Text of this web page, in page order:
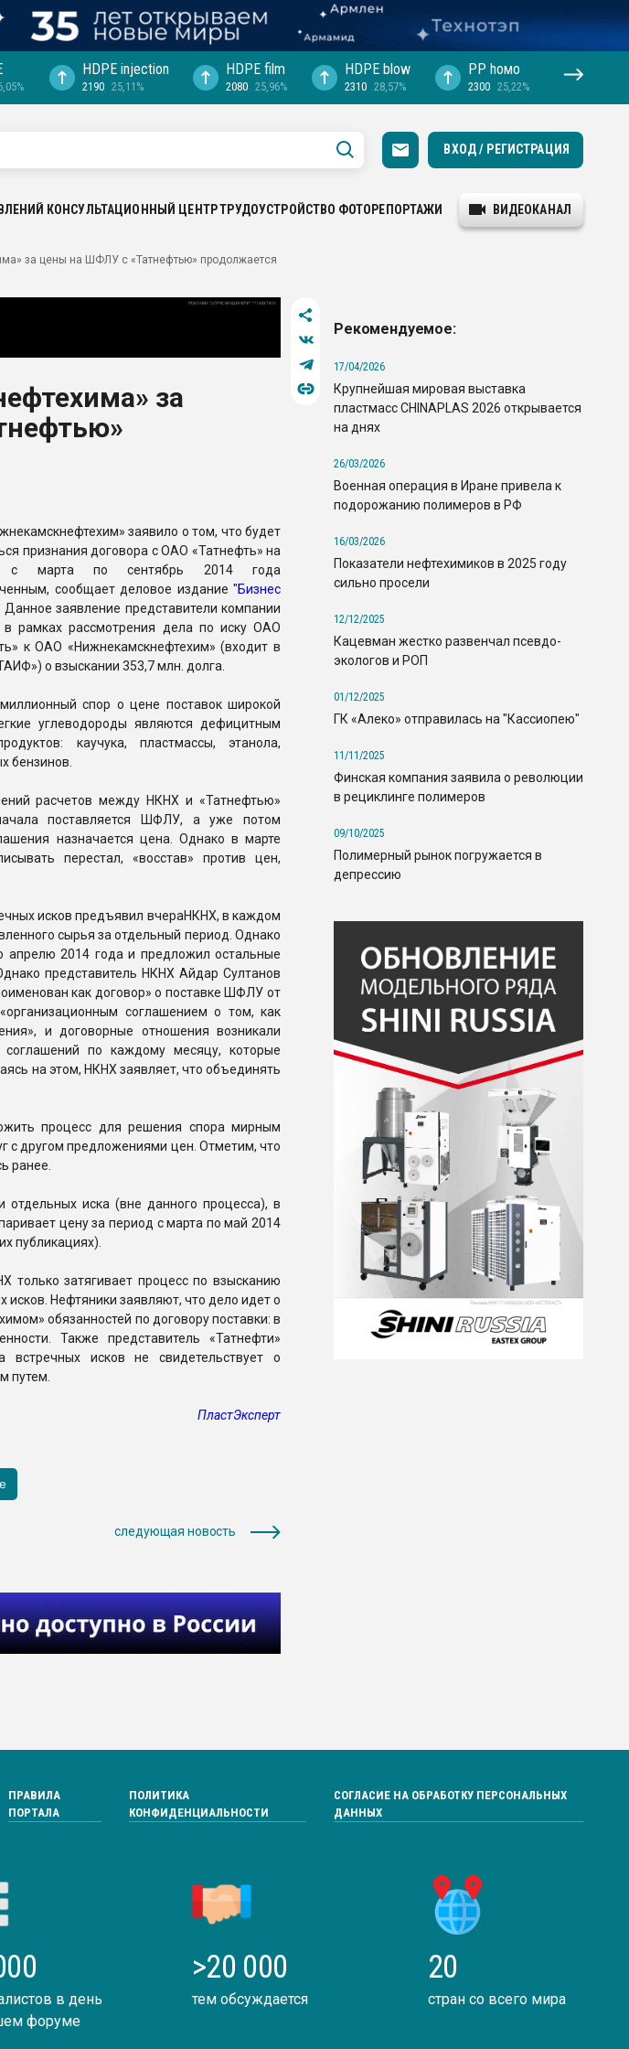
HDPE injection
2190 25,11%
HDPE film
2080 25,96%
HDPE blow
2310 28,57%
PP hомо
2300 25,22%
ВХОД / РЕГИСТРАЦИЯ
КОНСУЛЬТАЦИОННЫЙ ЦЕНТРТРУДОУСТРОЙСТВО ФОТОРЕПОРТАЖИ ВИДЕОКАНАЛ
за цены на ШФЛУ с «Татнефтью» продолжается
за
заявило о том, что будет
признания договора с ОАО «Татнефть» на
с марта по сентябрь 2014 года
сообщает деловое издание "Бизнес
Данное заявление представители компании
в рамках рассмотрения дела по иску ОАО
к ОАО «Нижнекамскнефтехим» (входит в
о взыскании 353,7 млн. долга.
спор о цене поставок широкой
углеводороды являются дефицитным
каучука, пластмассы, этанола,
бензинов.
расчетов между НКНХ и «Татнефтью»
поставляется ШФЛУ, а уже потом
назначается цена. Однако в марте
перестал, «восстав» против цен,
исков предъявил вчераНКНХ, в каждом
сырья за отдельный период. Однако
апрелю 2014 года и предложил остальные
представитель НКНХ Айдар Султанов
как договор» о поставке ШФЛУ от
соглашением о том, как
и договорные отношения возникали
соглашений по каждому месяцу, которые
на этом, НКНХ заявляет, что объединять
процесс для решения спора мирным
с другом предложениями цен. Отметим, что
ранее.
иска (вне данного процесса), в
цену за период с марта по май 2014
публикациях).
только затягивает процесс по взысканию
Нефтяники заявляют, что дело идет о
обязанностей по договору поставки: в
Также представитель «Татнефти»
встречных исков не свидетельствует о
путем.
ПластЭксперт
следующая новость
Рекомендуемое:
17/04/2026
Крупнейшая мировая выставка
пластмасс CHINAPLAS 2026 открывается
на днях
26/03/2026
Военная операция в Иране привела к
подорожанию полимеров в РФ
16/03/2026
Показатели нефтехимиков в 2025 году
сильно просели
12/12/2025
Кацевман жестко развенчал псевдо-
экологов и РОП
01/12/2025
ГК «Алеко» отправилась на "Кассиопею"
11/11/2025
Финская компания заявила о революции
в рециклинге полимеров
09/10/2025
Полимерный рынок погружается в
депрессию
ПРАВИЛА
ПОРТАЛА
ПОЛИТИКА
КОНФИДЕНЦИАЛЬНОСТИ
СОГЛАСИЕ НА ОБРАБОТКУ ПЕРСОНАЛЬНЫХ
ДАННЫХ
в день
форуме
>20 000
тем обсуждается
20
стран со всего мира